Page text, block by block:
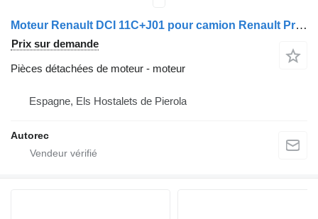
Moteur Renault DCI 11C+J01 pour camion Renault Premium 420
Prix sur demande
Pièces détachées de moteur - moteur
Espagne, Els Hostalets de Pierola
Autorec